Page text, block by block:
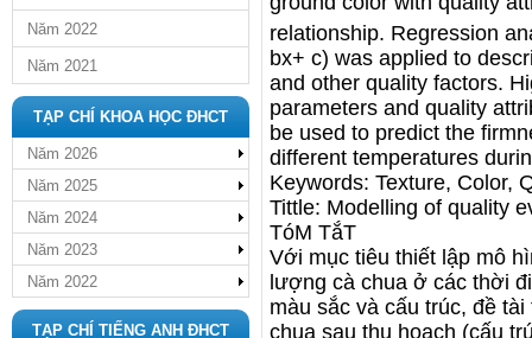
Năm 2022
Năm 2021
TẠP CHÍ KHOA HỌC ĐHCT
Năm 2026
Năm 2025
Năm 2024
Năm 2023
Năm 2022
TẠP CHÍ TIẾNG ANH ĐHCT
relationship. Regression
bx+ c) was applied to
and other quality factors.
parameters and quality
be used to predict the
different temperatures
Keywords: Texture, Color,
Tittle: Modelling of quality
TóM TắT
Với mục tiêu thiết lập mô
lượng cà chua ở các thời
màu sắc và cấu trúc, đề
chua sau thu hoạch (cấu